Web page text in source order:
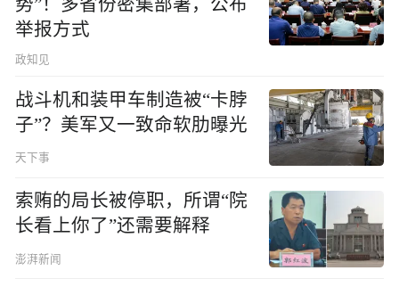
势”！多省份密集部署，公布
举报方式
政知见
战斗机和装甲车制造被“卡脖
子”？美军又一致命软肋曝光
天下事
索贿的局长被停职，所谓“院
长看上你了”还需要解释
澎湃新闻